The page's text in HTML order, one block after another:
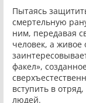
Пытаясь
смертельную
ним, передавая
человек, а живое
факел»,
вступить в
людей.